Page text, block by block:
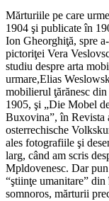
Mărturiile pe care
1904 şi publicate în
Ion Gheorghiţă, spre
pictoriţei Vera
studiu despre arta
urmare,Elias
mobilierul ţărănesc
1905, şi „Die Mobel
Buxovina”, în Revista
osterrechische
ales fotografiile şi
larg, când am scris
Mpldovenesc. Dar
“ştiinţe umanitare”
somnoros, mărturii